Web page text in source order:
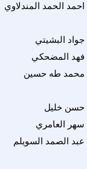
احمد الحمد المندلاوي
جواد البشيتي
فهد المضحكي
محمد طه حسين
حسن خليل
سهر العامري
عبد الصمد السويلم